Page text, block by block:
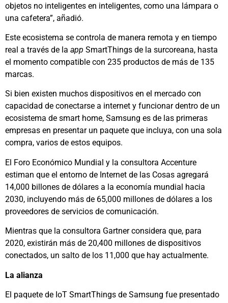
objetos no inteligentes en inteligentes, como una lámpara o
una cafetera”, añadió.
Este ecosistema se controla de manera remota y en tiempo
real a través de la app SmartThings de la surcoreana, hasta
el momento compatible con 235 productos de más de 135
marcas.
Si bien existen muchos dispositivos en el mercado con
capacidad de conectarse a internet y funcionar dentro de un
ecosistema de smart home, Samsung es de las primeras
empresas en presentar un paquete que incluya, con una sola
compra, varios de estos equipos.
El Foro Económico Mundial y la consultora Accenture
estiman que el entorno de Internet de las Cosas agregará
14,000 billones de dólares a la economía mundial hacia
2030, incluyendo más de 65,000 millones de dólares a los
proveedores de servicios de comunicación.
Mientras que la consultora Gartner considera que, para
2020, existirán más de 20,400 millones de dispositivos
conectados, un salto de los 11,000 que hay actualmente.
La alianza
El paquete de IoT SmartThings de Samsung fue presentado